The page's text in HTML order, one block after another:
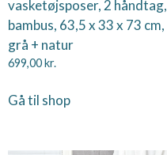
vasketøjsposer, 2 håndtag,
bambus, 63,5 x 33 x 73 cm,
grå + natur
699,00kr.
Gå til shop